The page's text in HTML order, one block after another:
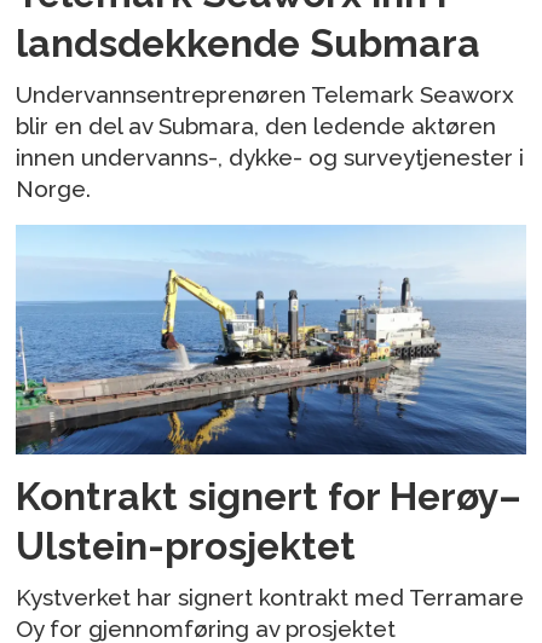
landsdekkende Submara
Undervannsentreprenøren Telemark Seaworx
blir en del av Submara, den ledende aktøren
innen undervanns-, dykke- og surveytjenester i
Norge.
Kontrakt signert for Herøy–
Ulstein-prosjektet
Kystverket har signert kontrakt med Terramare
Oy for gjennomføring av prosjektet